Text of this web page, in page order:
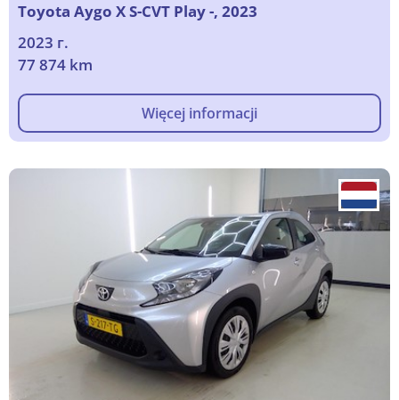
Toyota Aygo X S-CVT Play -, 2023
2023 г.
77 874 km
Więcej informacji